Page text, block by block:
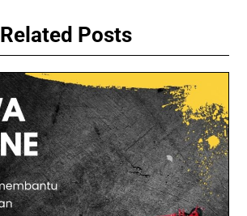
Related Posts